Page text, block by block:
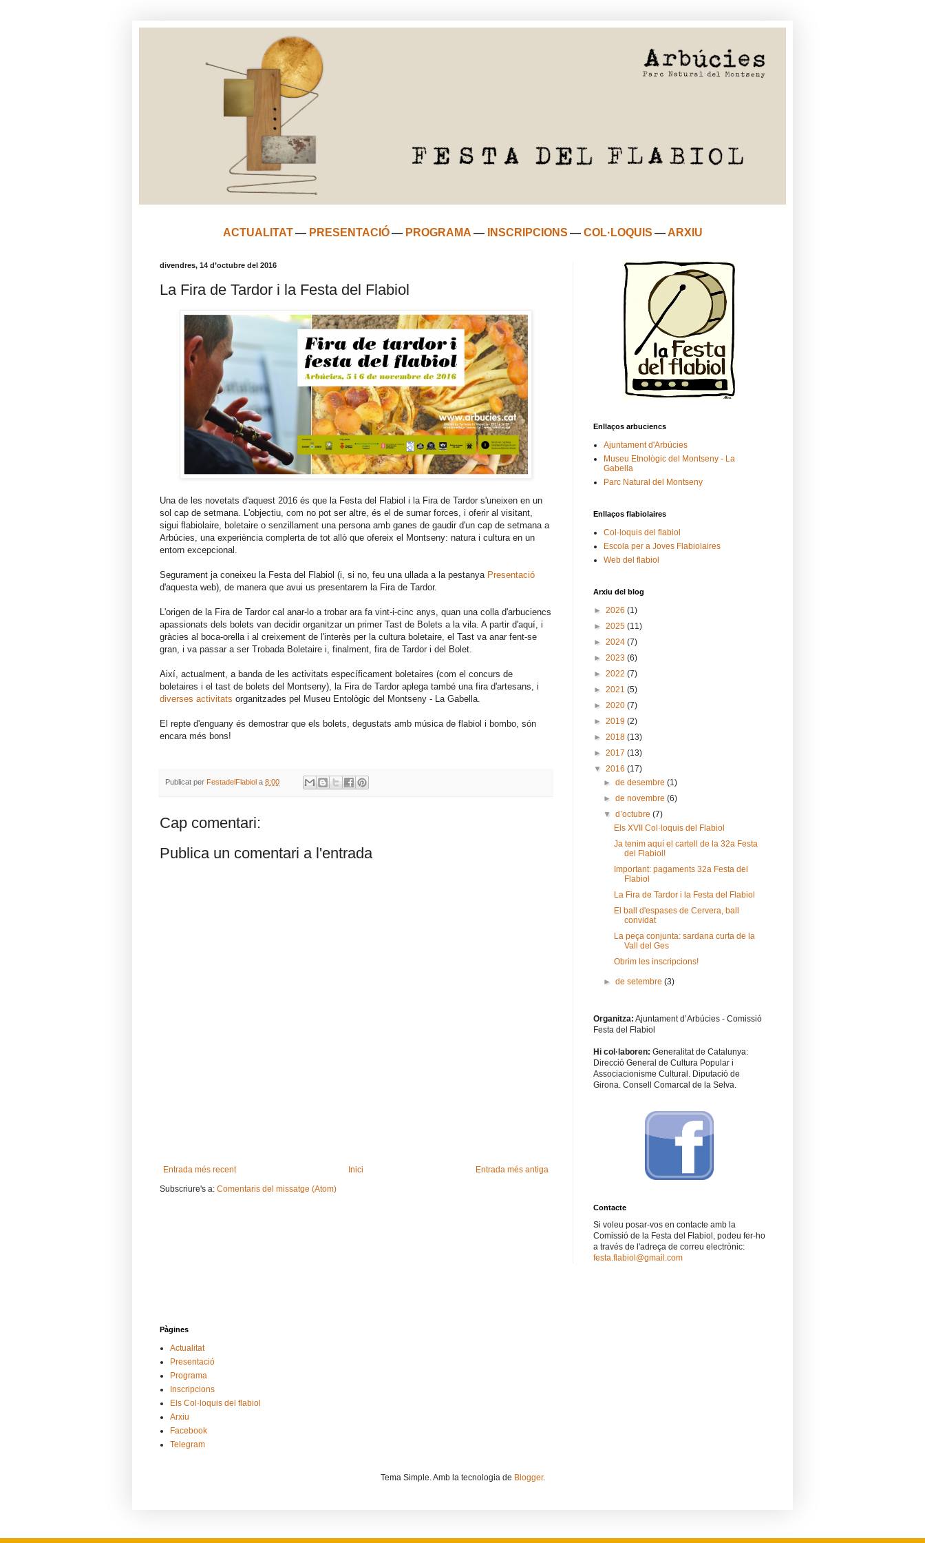
ACTUALITAT — PRESENTACIÓ — PROGRAMA — INSCRIPCIONS — COL·LOQUIS —ARXIU
divendres, 14 d’octubre del 2016
La Fira de Tardor i la Festa del Flabiol
Una de les novetats d'aquest 2016 és que la Festa del Flabiol i la Fira de Tardor s'uneixen en un
sol cap de setmana. L'objectiu, com no pot ser altre, és el de sumar forces, i oferir al visitant,
sigui flabiolaire, boletaire o senzillament una persona amb ganes de gaudir d'un cap de setmana a
Arbúcies, una experiència complerta de tot allò que ofereix el Montseny: natura i cultura en un
entorn excepcional.
Segurament ja coneixeu la Festa del Flabiol (i, si no, feu una ullada a la pestanya Presentació
d'aquesta web), de manera que avui us presentarem la Fira de Tardor.
L'origen de la Fira de Tardor cal anar-lo a trobar ara fa vint-i-cinc anys, quan una colla d'arbuciencs
apassionats dels bolets van decidir organitzar un primer Tast de Bolets a la vila. A partir d'aquí, i
gràcies al boca-orella i al creixement de l'interès per la cultura boletaire, el Tast va anar fent-se
gran, i va passar a ser Trobada Boletaire i, finalment, fira de Tardor i del Bolet.
Així, actualment, a banda de les activitats específicament boletaires (com el concurs de
boletaires i el tast de bolets del Montseny), la Fira de Tardor aplega també una fira d'artesans, i
diverses activitats organitzades pel Museu Entològic del Montseny - La Gabella.
El repte d'enguany és demostrar que els bolets, degustats amb música de flabiol i bombo, són
encara més bons!
Publicat per FestadelFlabiol a 8:00
Cap comentari:
Publica un comentari a l'entrada
Entrada més recent Entrada més antiga
Inici
Subscriure's a: Comentaris del missatge (Atom)
Enllaços arbuciencs
Ajuntament d'Arbúcies
Museu Etnològic del Montseny - La
Gabella
Parc Natural del Montseny
Enllaços flabiolaires
Col·loquis del flabiol
Escola per a Joves Flabiolaires
Web del flabiol
Arxiu del blog
► 2026 (1)
► 2025 (11)
► 2024 (7)
► 2023 (6)
► 2022 (7)
► 2021 (5)
► 2020 (7)
► 2019 (2)
► 2018 (13)
► 2017 (13)
▼ 2016 (17)
►de desembre(1)
►de novembre(6)
▼d’octubre(7)
Els XVII Col·loquis del Flabiol
Ja tenim aquí el cartell de la 32a Festa
del Flabiol!
Important: pagaments 32a Festa del
Flabiol
La Fira de Tardor i la Festa del Flabiol
El ball d'espases de Cervera, ball
convidat
La peça conjunta: sardana curta de la
Vall del Ges
Obrim les inscripcions!
►de setembre(3)
Organitza: Ajuntament d’Arbúcies - Comissió
Festa del Flabiol
Hi col·laboren: Generalitat de Catalunya:
Direcció General de Cultura Popular i
Associacionisme Cultural. Diputació de
Girona. Consell Comarcal de la Selva.
Contacte
Si voleu posar-vos en contacte amb la
Comissió de la Festa del Flabiol, podeu fer-ho
a través de l'adreça de correu electrònic:
festa.flabiol@gmail.com
Pàgines
Actualitat
Presentació
Programa
Inscripcions
Els Col·loquis del flabiol
Arxiu
Facebook
Telegram
Tema Simple. Amb la tecnologia de Blogger.